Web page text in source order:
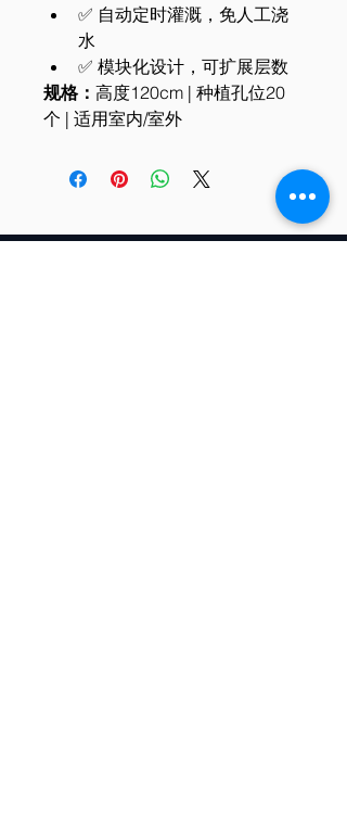
✅ 自动定时灌溉，免人工浇
水
✅ 模块化设计，可扩展层数
规格： 高度120cm | 种植孔位20
个 | 适用室内/室外